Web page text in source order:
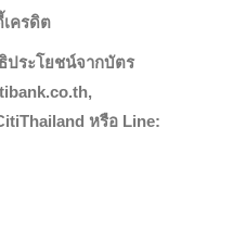
ครดิต
ประโยชน์จากบัตร
หรือ Line: